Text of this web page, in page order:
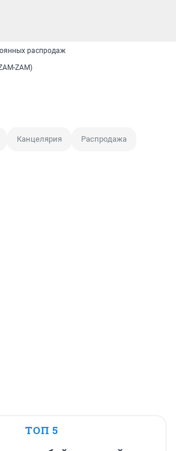
распродаж
ZAM)
Канцелярия Распродажа
ТОП 5